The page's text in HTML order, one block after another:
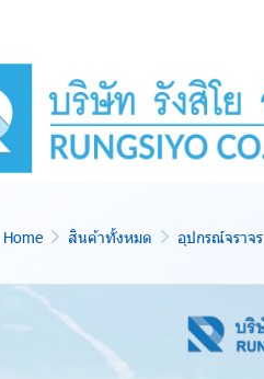
Home สินค้าทั้งหมด อุปกรณ์จราจร